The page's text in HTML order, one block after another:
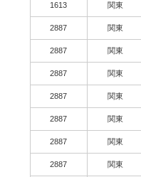
1613 関東
2887 関東
2887 関東
2887 関東
2887 関東
2887 関東
2887 関東
2887 関東